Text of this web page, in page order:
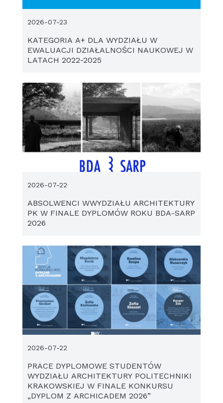
KATEGORIA A+ DLA WYDZIAŁU W
EWALUACJI DZIAŁALNOŚCI NAUKOWEJ W
LATACH 2022-2025
2026-07-23
ABSOLWENCI WWYDZIAŁU ARCHITEKTURY
PK W FINALE DYPLOMÓW ROKU BDA-SARP
2026
2026-07-22
PRACE DYPLOMOWE STUDENTÓW
WYDZIAŁU ARCHITEKTURY POLITECHNIKI
KRAKOWSKIEJ W FINALE KONKURSU
„DYPLOM Z ARCHICADEM 2026”
2026-07-22